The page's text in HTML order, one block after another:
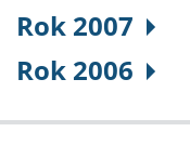
Rok 2007
Rok 2006